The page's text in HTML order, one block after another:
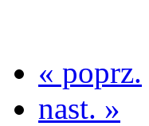
« poprz.
nast. »